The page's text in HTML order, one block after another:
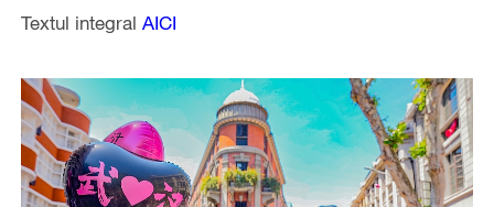
Textul integral AICI